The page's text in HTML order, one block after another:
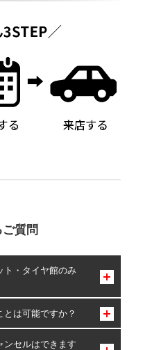
質問
ト・タイヤ館のみ
となります。
は可能ですか？
能です。
ンセルはできます